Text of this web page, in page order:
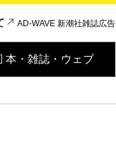
AD-WAVE 新潮社雑誌広告
本・雑誌・ウェブ